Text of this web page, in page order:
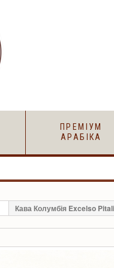
ПРЕМІУМ
АРАБІКА
Кава Колумбія Excelso